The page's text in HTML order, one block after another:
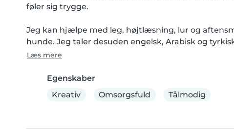
føler sig trygge.
Jeg kan hjælpe med leg, højtlæsning, lur og
hunde. Jeg taler desuden engelsk, Arabisk og
Læs mere
Egenskaber
Kreativ
Omsorgsfuld Tålmodig